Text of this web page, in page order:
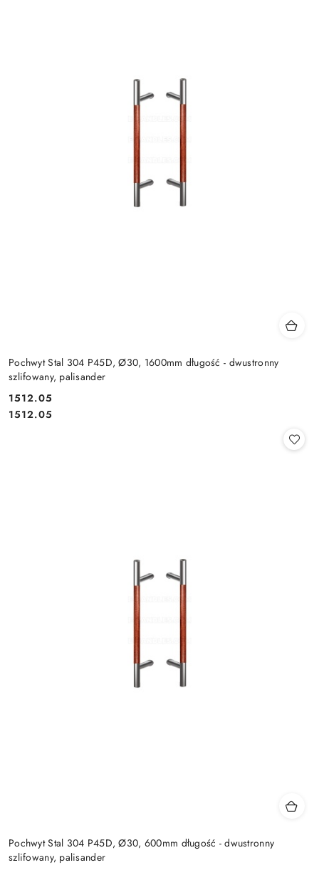
Pochwyt Stal 304 P45D, Ø30, 1600mm długość - dwustronny
szlifowany, palisander
Cena:
1512.05
Cena:
1512.05
Pochwyt Stal 304 P45D, Ø30, 600mm długość - dwustronny
szlifowany, palisander